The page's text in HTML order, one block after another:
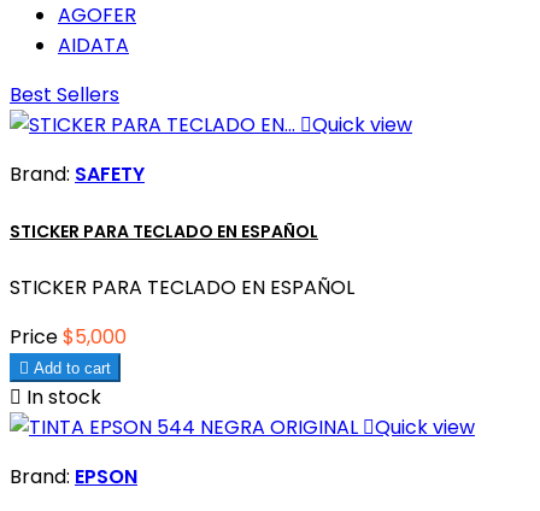
AGOFER
AIDATA
Best Sellers
Quick view
Brand: SAFETY
STICKER PARA TECLADO EN ESPAÑOL
STICKER PARA TECLADO EN ESPAÑOL
Price$5,000
 Add to cart
 In stock
Quick view
Brand: EPSON